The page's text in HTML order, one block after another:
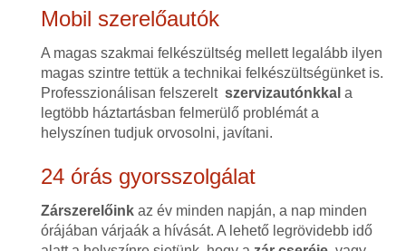
Mobil szerelőautók
A magas szakmai felkészültség mellett legalább ilyen
magas szintre tettük a technikai felkészültségünket is.
Professzionálisan felszerelt szervizautónkkal a
legtöbb háztartásban felmerülő problémát a
helyszínen tudjuk orvosolni, javítani.
24 órás gyorsszolgálat
Zárszerelőinkaz év minden napján, a nap minden
órájában várjaák a hívását. A lehető legrövidebb idő